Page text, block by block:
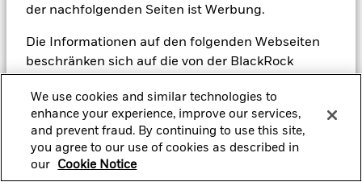
der nachfolgenden Seiten ist Werbung.
Die Informationen auf den folgenden Webseiten
beschränken sich auf die von der BlackRock
Kapitalanlagen („Fonds“), die von der
Eidgenössischen Finanzmarktaufsicht (FINMA)
gemäss Art. 119 ff. KAG zum Angebot an nicht-
qualifizierte Anleger in der Schweiz genehmigt
wurden (“ausländische Genehmigte Fonds“), auf
Annehmen Ablehnen
We use cookies and similar technologies to
enhance your experience, improve our services,
and prevent fraud. By continuing to use this site,
you agree to our use of cookies as described in
our
Cookie Notice